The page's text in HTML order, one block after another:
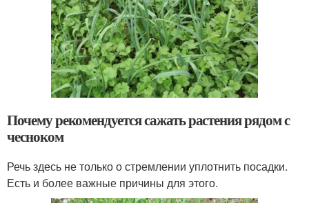
Почему рекомендуется сажать растения рядом с
чесноком
Речь здесь не только о стремлении уплотнить посадки.
Есть и более важные причины для этого.